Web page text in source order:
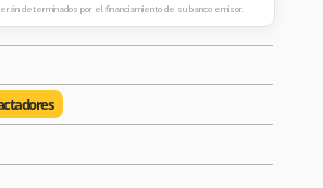
determinados por el financiamiento de su banco emisor.